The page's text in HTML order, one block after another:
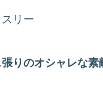
リー
りのオシャレな素